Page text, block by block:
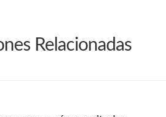
Relacionadas